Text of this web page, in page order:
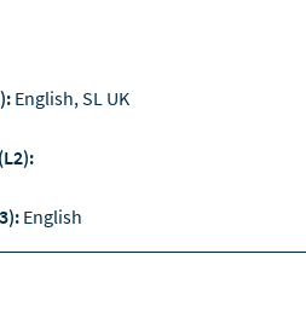
English, SL UK
English